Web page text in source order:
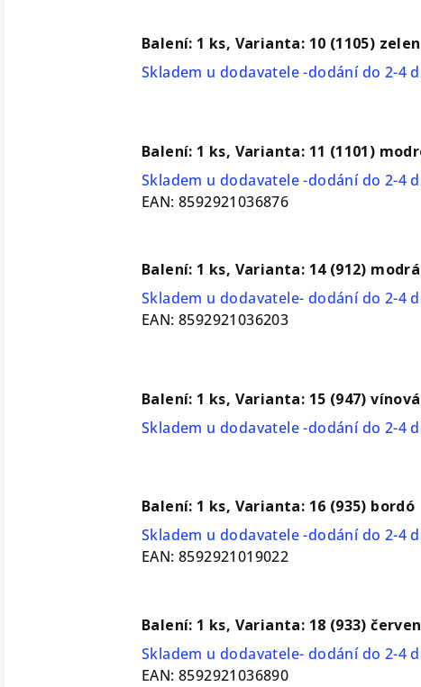
Balení: 1 ks, Varianta: 10 (1105)
Skladem u dodavatele -dodání do 2-4
Balení: 1 ks, Varianta: 11 (1101)
Skladem u dodavatele -dodání do 2-4
EAN: 8592921036876
Balení: 1 ks, Varianta: 14 (912)
Skladem u dodavatele- dodání do 2-4
EAN: 8592921036203
Balení: 1 ks, Varianta: 15 (947)
Skladem u dodavatele -dodání do 2-4
Balení: 1 ks, Varianta: 16 (935) bordó
Skladem u dodavatele -dodání do 2-4
EAN: 8592921019022
Balení: 1 ks, Varianta: 18 (933)
Skladem u dodavatele- dodání do 2-4
EAN: 8592921036890